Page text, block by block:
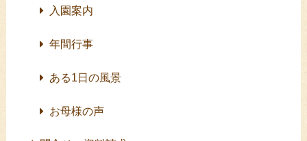
入園案内
年間行事
ある1日の風景
お母様の声